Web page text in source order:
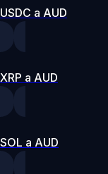
USDC a AUD
XRP a AUD
SOL a AUD